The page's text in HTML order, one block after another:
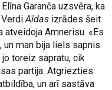
Garanča uzsvēra, ka
VerdiAīdas izrādes šeit
atveidoja Amnerisu. «Es
man bija liels sapnis
toreiz sapratu, cik
partija. Atgriezties
un arī sastāva